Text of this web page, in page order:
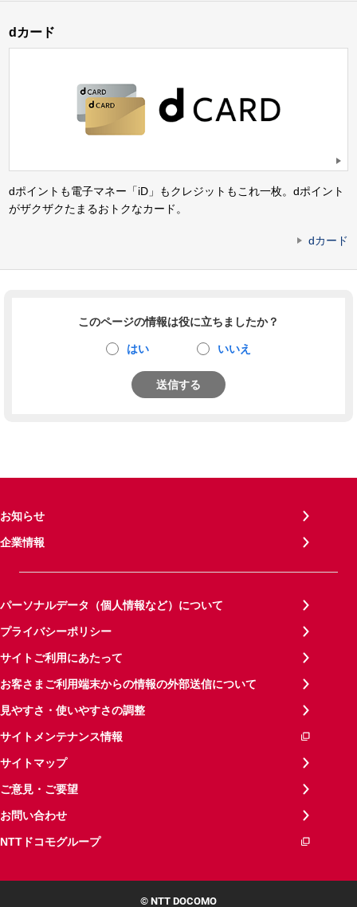
dカード
dポイントも電子マネー「iD」もクレジットもこれ一枚。dポイント
がザクザクたまるおトクなカード。
dカード
このページの情報は役に立ちましたか？
はい いいえ
送信する
お知らせ
企業情報
パーソナルデータ（個人情報など）について
プライバシーポリシー
サイトご利用にあたって
お客さまご利用端末からの情報の外部送信について
見やすさ・使いやすさの調整
サイトメンテナンス情報
サイトマップ
ご意見・ご要望
お問い合わせ
NTTドコモグループ
© NTT DOCOMO